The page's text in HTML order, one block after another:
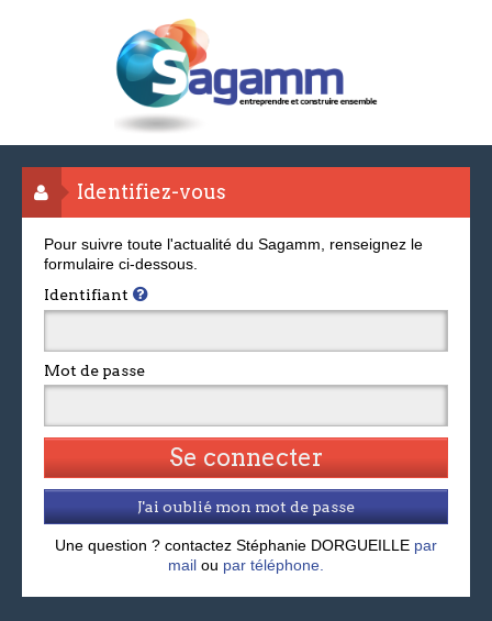
Identifiez-vous
Pour suivre toute l'actualité du Sagamm, renseignez le
formulaire ci-dessous.
Identifiant
Mot de passe
J'ai oublié mon mot de passe
Une question ? contactez Stéphanie DORGUEILLE par
mail ou par téléphone.